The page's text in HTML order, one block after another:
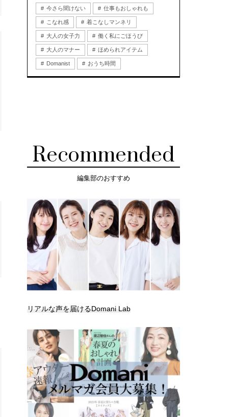
今さら聞けない 仕事もおしゃれも
こなれ感 着こなしマンネリ
大人の女子力 働く私にごほうび
大人のマナー ほめられアイテム
Domanist おうち時間
Recommended
編集部のおすすめ
リアルな声を届けるDomani Lab